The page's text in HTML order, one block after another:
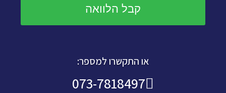
או התקשרו למספר:
073-7818497